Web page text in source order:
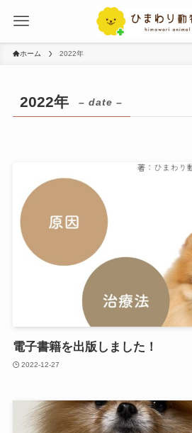
ホーム 2022年
2022年 – date –
電子書籍を出版しました！
2022-12-27